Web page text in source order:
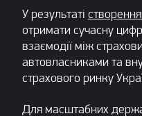
У результаті
отримати сучасну
взаємодії між
автовласниками та
страхового ринку
Для масштабних